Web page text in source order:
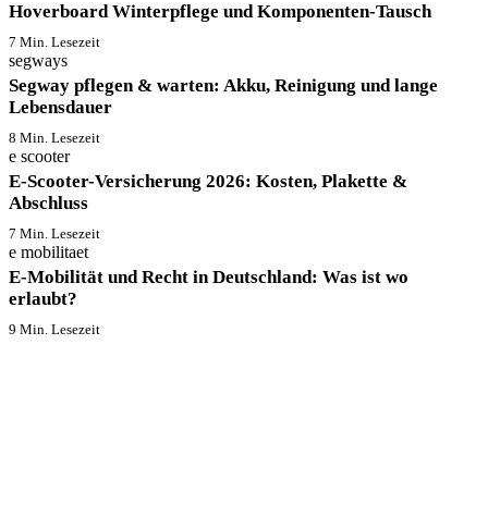
Hoverboard Winterpflege und Komponenten-Tausch
7 Min. Lesezeit
segways
Segway pflegen & warten: Akku, Reinigung und lange
Lebensdauer
8 Min. Lesezeit
e scooter
E-Scooter-Versicherung 2026: Kosten, Plakette &
Abschluss
7 Min. Lesezeit
e mobilitaet
E-Mobilität und Recht in Deutschland: Was ist wo
erlaubt?
9 Min. Lesezeit